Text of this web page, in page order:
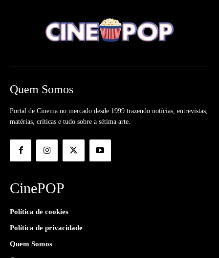
Quem Somos
Portal de Cinema no mercado desde 1999 trazendo notícias, entrevistas,
matérias, críticas e tudo sobre a sétima arte.
CinePOP
Política de cookies
Política de privacidade
Quem Somos